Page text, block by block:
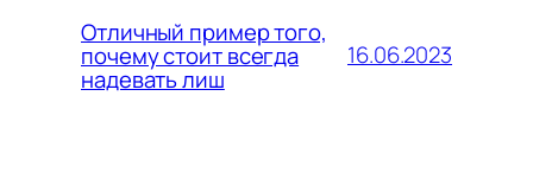
Отличный пример того,
почему стоит всегда
надевать лиш
16.06.2023